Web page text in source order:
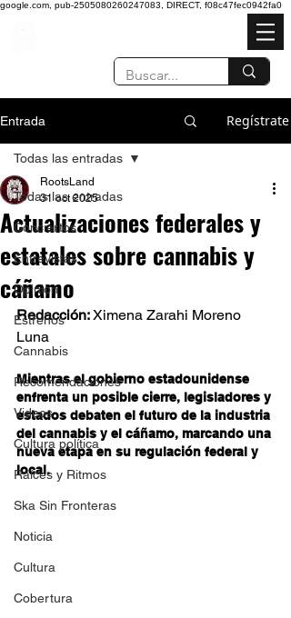
google.com, pub-2505080260247083, DIRECT, f08c47fec0942fa0
Entrada Regístrate
Todas las entradas
Conciertos
Entrevistas
Opinión
Estrenos
Cannabis
Recomendaciones
Videos
Cultura política
Raíces y Ritmos
Ska Sin Fronteras
Noticia
Cultura
Cobertura
Todas las entradas
Actualizaciones federales y
estatales sobre cannabis y
cáñamo
RootsLand
31 oct 2025
Redacción: Ximena Zarahi Moreno
Luna
Mientras el gobierno estadounidense
enfrenta un posible cierre, legisladores y
estados debaten el futuro de la industria
del cannabis y el cáñamo, marcando una
nueva etapa en su regulación federal y
local.